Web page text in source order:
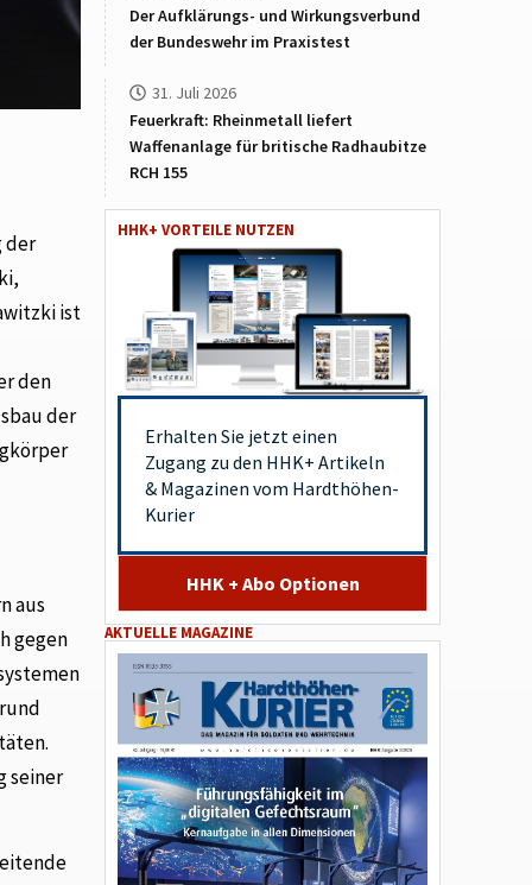
der
ist
den
der
aus
gegen
seiner
Der Aufklärungs- und Wirkungsverbund
der Bundeswehr im Praxistest
31. Juli 2026
Feuerkraft: Rheinmetall liefert
Waffenanlage für britische Radhaubitze
RCH 155
HHK+ VORTEILE NUTZEN
Erhalten Sie jetzt einen
Zugang zu den HHK+ Artikeln
& Magazinen vom Hardthöhen-
Kurier
HHK + Abo Optionen
AKTUELLE MAGAZINE